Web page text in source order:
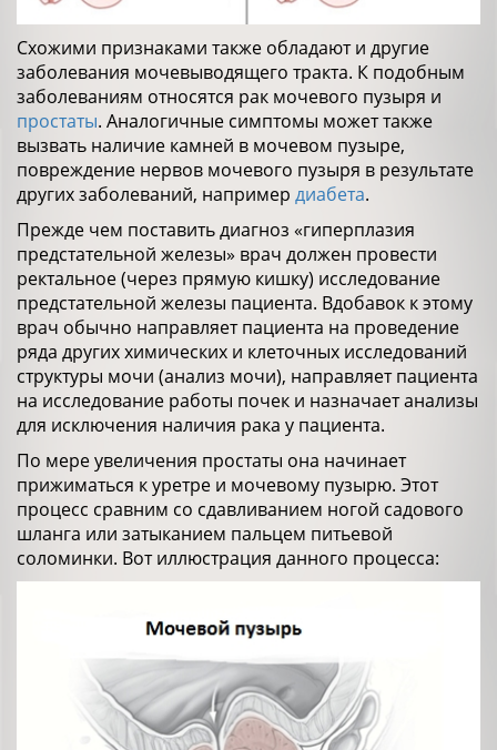
Схожими признаками также обладают и другие
заболевания мочевыводящего тракта. К подобным
заболеваниям относятся рак мочевого пузыря и
простаты. Аналогичные симптомы может также
вызвать наличие камней в мочевом пузыре,
повреждение нервов мочевого пузыря в результате
других заболеваний, например диабета.
Прежде чем поставить диагноз «гиперплазия
предстательной железы» врач должен провести
ректальное (через прямую кишку) исследование
предстательной железы пациента. Вдобавок к этому
врач обычно направляет пациента на проведение
ряда других химических и клеточных исследований
структуры мочи (анализ мочи), направляет пациента
на исследование работы почек и назначает анализы
для исключения наличия рака у пациента.
По мере увеличения простаты она начинает
прижиматься к уретре и мочевому пузырю. Этот
процесс сравним со сдавливанием ногой садового
шланга или затыканием пальцем питьевой
соломинки. Вот иллюстрация данного процесса: